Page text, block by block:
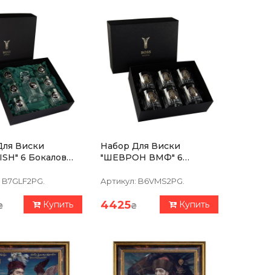
Виски
6 Бокалов
С Платиной,
С Позолотой
B7GLF2PG.
Купить
Набор Для Виски
"ШЕВРОН ВМФ" 6
С Платиной,
Серебра С Позолотой
Артикул: B6VMS2PG.
4425₴ Купить